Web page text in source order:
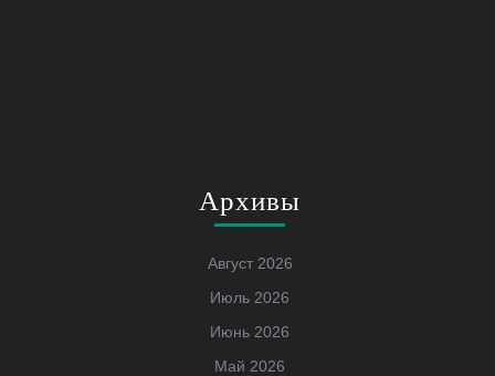
Архивы
Август 2026
Июль 2026
Июнь 2026
Май 2026